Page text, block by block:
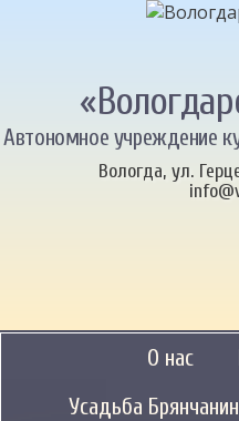
Автономное учреждение
Вологда, ул.
О нас
Усадьба